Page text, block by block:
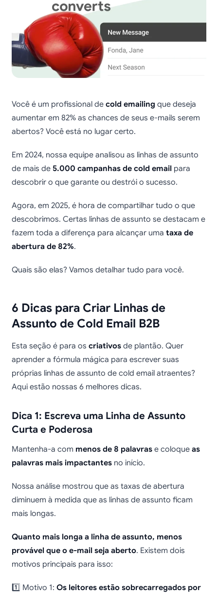
Você é um profissional de cold emailing que deseja
aumentar em 82% as chances de seus e-mails serem
abertos? Você está no lugar certo.
Em 2024, nossa equipe analisou as linhas de assunto
de mais de 5.000 campanhas de cold email para
descobrir o que garante ou destrói o sucesso.
Agora, em 2025, é hora de compartilhar tudo o que
descobrimos. Certas linhas de assunto se destacam e
fazem toda a diferença para alcançar uma taxa de
abertura de 82%.
Quais são elas? Vamos detalhar tudo para você.
6 Dicas para Criar Linhas de
Assunto de Cold Email B2B
Esta seção é para os criativos de plantão. Quer
aprender a fórmula mágica para escrever suas
próprias linhas de assunto de cold email atraentes?
Aqui estão nossas 6 melhores dicas.
Dica 1: Escreva uma Linha de Assunto
Curta e Poderosa
Mantenha-a com menos de 8 palavras e coloque as
palavras mais impactantes no início.
Nossa análise mostrou que as taxas de abertura
diminuem à medida que as linhas de assunto ficam
mais longas.
Quanto mais longa a linha de assunto, menos
provável que o e-mail seja aberto. Existem dois
motivos principais para isso:
1️⃣ Motivo 1: Os leitores estão sobrecarregados por